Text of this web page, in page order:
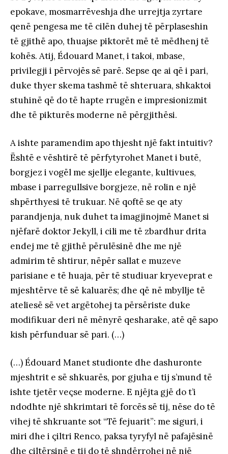
epokave, mosmarrëveshja dhe urrejtja zyrtare
qenë pengesa me të cilën duhej të përplaseshin
të gjithë apo, thuajse piktorët më të mëdhenj të
kohës. Atij, Édouard Manet, i takoi, mbase,
privilegji i përvojës së parë. Sepse qe ai që i pari,
duke thyer skema tashmë të shteruara, shkaktoi
stuhinë që do të hapte rrugën e impresionizmit
dhe të pikturës moderne në përgjithësi.
A ishte paramendim apo thjesht një fakt intuitiv?
Është e vështirë të përfytyrohet Manet i butë,
borgjez i vogël me sjellje elegante, kultivues,
mbase i parregullsive borgjeze, në rolin e një
shpërthyesi të trukuar. Në qoftë se qe aty
parandjenja, nuk duhet ta imagjinojmë Manet si
njëfarë doktor Jekyll, i cili me të zbardhur drita
endej me të gjithë përulësinë dhe me një
admirim të shtirur, nëpër sallat e muzeve
parisiane e të huaja, për të studiuar kryeveprat e
mjeshtërve të së kaluarës; dhe që në mbyllje të
ateliesë së vet argëtohej ta përsëriste duke
modifikuar deri në mënyrë qesharake, atë që sapo
kish përfunduar së pari. (…)
(…) Édouard Manet studionte dhe dashuronte
mjeshtrit e së shkuarës, por gjuha e tij s’mund të
ishte tjetër veçse moderne. E njëjta gjë do t’i
ndodhte një shkrimtari të forcës së tij, nëse do të
vihej të shkruante sot “Të fejuarit”: me siguri, i
miri dhe i çiltri Renco, paksa tyryfyl në pafajësinë
dhe çiltërsinë e tij do të shndërrohej në një